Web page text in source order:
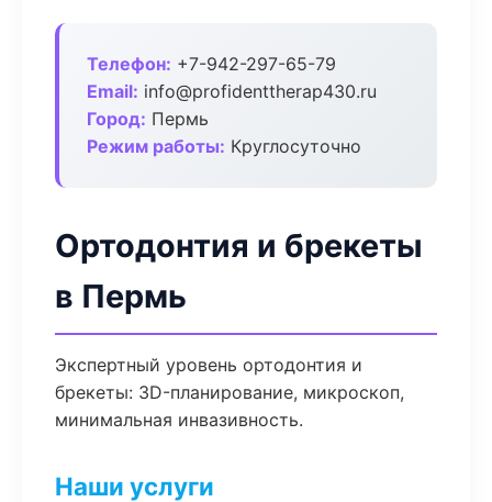
Телефон: +7-942-297-65-79
Email: info@profidenttherap430.ru
Город: Пермь
Режим работы: Круглосуточно
Ортодонтия и брекеты
в Пермь
Экспертный уровень ортодонтия и
брекеты: 3D-планирование, микроскоп,
минимальная инвазивность.
Наши услуги